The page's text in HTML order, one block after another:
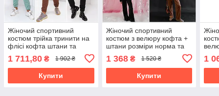
Жіночий спортивний
костюм трійка тринити на
флісі кофта штани та
жилет силікон напівбатал
та батал
1 711,80 ₴ 1 902 ₴
Купити
Жіночий спортивний
костюм з велюру кофта +
штани розміри норма та
1 368₴ 1 520 ₴
Купити
1